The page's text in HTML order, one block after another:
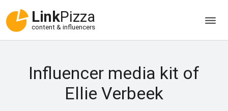
LinkPizza
content & influencers
Influencer media kit of
Ellie Verbeek